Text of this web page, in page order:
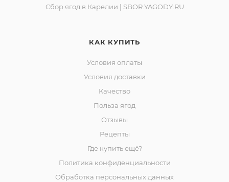
Сбор ягод в Карелии | SBOR.YAGODY.RU
КАК КУПИТЬ
Условия оплаты
Условия доставки
Качество
Польза ягод
Отзывы
Рецепты
Где купить ещё?
Политика конфиденциальности
Обработка персональных данных